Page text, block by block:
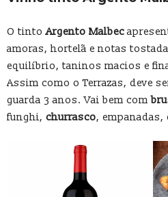
O tintoArgento Malbec
amoras, hortelã e notas
equilíbrio, taninos macios e
Assim como o Terrazas, deve
guarda 3 anos. Vai bem com
funghi, churrasco,